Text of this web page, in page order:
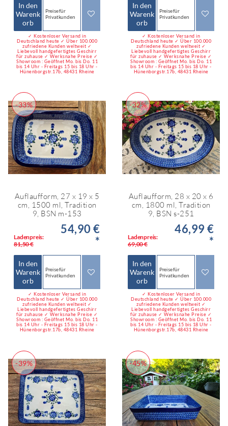
In den
Warenk
orb
Preise für
Privatkunden
✓ Kostenloser Versand in
Deutschland heute ✓ Über 100.000
zufriedene Kunden weltweit ✓
Liebevoll handgefertigtes Geschirr
für zuhause ✓ Werksnahe Preise ✓
Showroom : Geöffnet Mo. bis Do. 11
bis 14 Uhr - Freitags 15 bis 18 Uhr -
Hünenborgstr.17b, 48431 Rheine
In den
Warenk
orb
Preise für
Privatkunden
✓ Kostenloser Versand in
Deutschland heute ✓ Über 100.000
zufriedene Kunden weltweit ✓
Liebevoll handgefertigtes Geschirr
für zuhause ✓ Werksnahe Preise ✓
Showroom : Geöffnet Mo. bis Do. 11
bis 14 Uhr - Freitags 15 bis 18 Uhr -
Hünenborgstr.17b, 48431 Rheine
-33%
Auflaufform, 27 x 19 x 5
cm, 1500 ml, Tradition
9, BSN m-153
Ladenpreis:
81,50 €
54,90 €
*
In den
Warenk
orb
Preise für
Privatkunden
✓ Kostenloser Versand in
Deutschland heute ✓ Über 100.000
zufriedene Kunden weltweit ✓
Liebevoll handgefertigtes Geschirr
für zuhause ✓ Werksnahe Preise ✓
Showroom : Geöffnet Mo. bis Do. 11
bis 14 Uhr - Freitags 15 bis 18 Uhr -
Hünenborgstr.17b, 48431 Rheine
-32%
Auflaufform, 28 x 20 x 6
cm, 1800 ml, Tradition
9, BSN s-251
Ladenpreis:
69,00 €
46,99 €
*
In den
Warenk
orb
Preise für
Privatkunden
✓ Kostenloser Versand in
Deutschland heute ✓ Über 100.000
zufriedene Kunden weltweit ✓
Liebevoll handgefertigtes Geschirr
für zuhause ✓ Werksnahe Preise ✓
Showroom : Geöffnet Mo. bis Do. 11
bis 14 Uhr - Freitags 15 bis 18 Uhr -
Hünenborgstr.17b, 48431 Rheine
-39% -45%